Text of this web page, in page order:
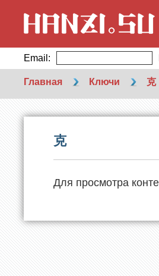
Email:
Главная Ключи 克
克
Для просмотра